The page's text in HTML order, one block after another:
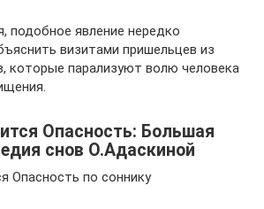
подобное явление нередко
визитами пришельцев из
которые парализуют волю человека
Опасность: Большая
снов О.Адаскиной
Опасность по соннику